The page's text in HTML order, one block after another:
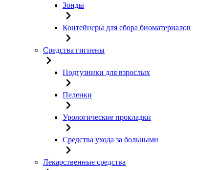
Зонды
Контейнеры для сбора биоматериалов
Средства гигиены
Подгузники для взрослых
Пеленки
Урологические прокладки
Средства ухода за больными
Лекарственные средства